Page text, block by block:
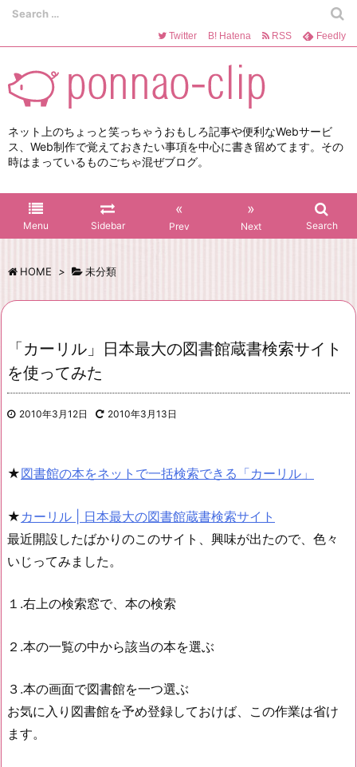
ネット上のちょっと笑っちゃうおもしろ記事や便利なWebサービ
ス、Web制作で覚えておきたい事項を中心に書き留めてます。その
時はまっているものごちゃ混ぜブログ。
Menu Sidebar
«
Prev
»
Next Search
Twitter B! Hatena RSS Feedly
HOME > 未分類
「カーリル」日本最大の図書館蔵書検索サイト
を使ってみた
2010年3月12日 2010年3月13日
★図書館の本をネットで一括検索できる「カーリル」
★ カーリル | 日本最大の図書館蔵書検索サイト
最近開設したばかりのこのサイト、興味が出たので、色々
いじってみました。
１.右上の検索窓で、本の検索
２.本の一覧の中から該当の本を選ぶ
３.本の画面で図書館を一つ選ぶ
お気に入り図書館を予め登録しておけば、この作業は省け
ます。